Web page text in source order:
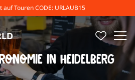
auf Touren CODE: URLAUB15
in Heidelberg